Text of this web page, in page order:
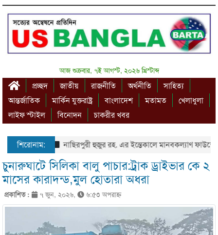
আজ শুক্রবার, ৭ই আগস্ট, ২০২৬ খ্রিস্টাব্দ
প্রচ্ছদ জাতীয় রাজনীতি অর্থনীতি
সাহিত্য
আন্তর্জাতিক
মার্কিন যুক্তরাষ্ট্র বাংলাদেশ মতামত
খেলাধুলা
লাইফ স্টাইল
বিনোদন চাকরীর খবর
শিরোনাম: নাছিরপুরী হুজুর রহ. এর ইন্তেকালে মানবকল্যাণ
চুনারুঘাটে সিলিকা বালু পাচার:ট্রাক ড্রাইভার কে ২
মাসের কারাদন্ড,মুল হোতারা অধরা
প্রকাশিত : ৭ জুন, ২০২৬, ৬:৫৩ অপরাহ্ণ